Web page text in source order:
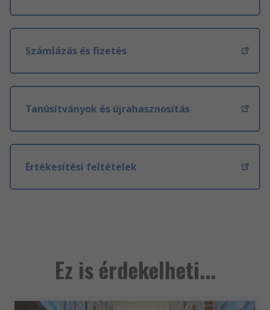
Számlázás és fizetés
Tanúsítványok és újrahasznosítás
Értékesítési feltételek
Ez is érdekelheti...